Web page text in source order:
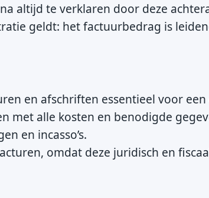
altijd te verklaren door deze
geldt: het factuurbedrag is
en afschriften essentieel voor
met alle kosten en benodigde
en incasso’s.
omdat deze juridisch en